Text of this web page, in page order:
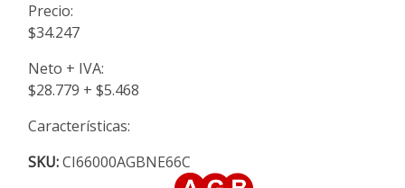
Precio:
$34.247
Neto + IVA:
$28.779 + $5.468
Características:
SKU:CI66000AGBNE66C